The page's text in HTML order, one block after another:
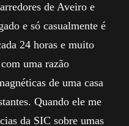
de Aveiro e
e só casualmente é
24 horas e muito
uma razão
de uma casa
Quando ele me
da SIC sobre umas